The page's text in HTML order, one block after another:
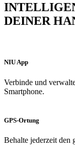
DEINER
NIU App
Verbinde und
Smartphone.
GPS-Ortung
Behalte jederzeit den